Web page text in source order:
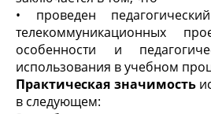
• проведен
телекоммуникационных
особенности и
использования в учебном
Практическая значимость
в следующем: